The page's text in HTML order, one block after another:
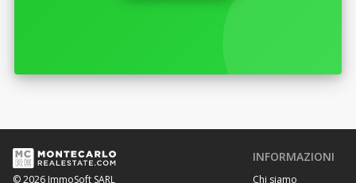
© 2026 ImmoSoft SARL
INFORMAZIONI
Chi siamo